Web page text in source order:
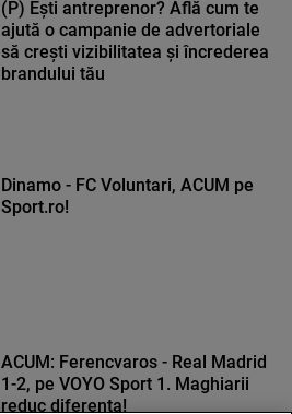
(P) Ești antreprenor? Află cum te
ajută o campanie de advertoriale
să crești vizibilitatea și încrederea
brandului tău
Dinamo - FC Voluntari, ACUM pe
Sport.ro!
ACUM: Ferencvaros - Real Madrid
1-2, pe VOYO Sport 1. Maghiarii
reduc diferența!